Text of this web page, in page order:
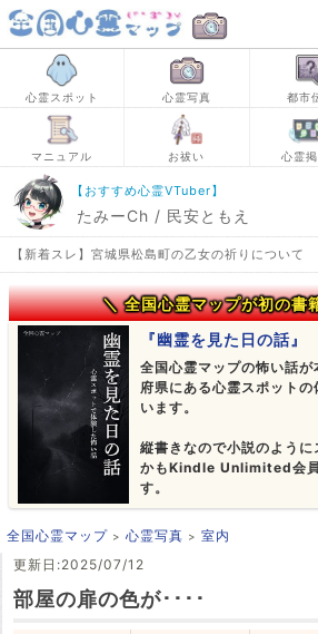
心霊スポット 心霊写真 都市
マニュアル お祓い 心霊
【おすすめ心霊VTuber】
たみーCh / 民安ともえ
【新着スレ】宮城県松島町の乙女の祈りについて
＼ 全国心霊マップが初の書
『幽霊を見た日の話』
全国心霊マップの怖い話
府県にある心霊スポット
います。
縦書きなので小説のよう
かもKindle Unlimited会
す。
全国心霊マップ 心霊写真
室内
更新日:2025/07/12
部屋の扉の色が････